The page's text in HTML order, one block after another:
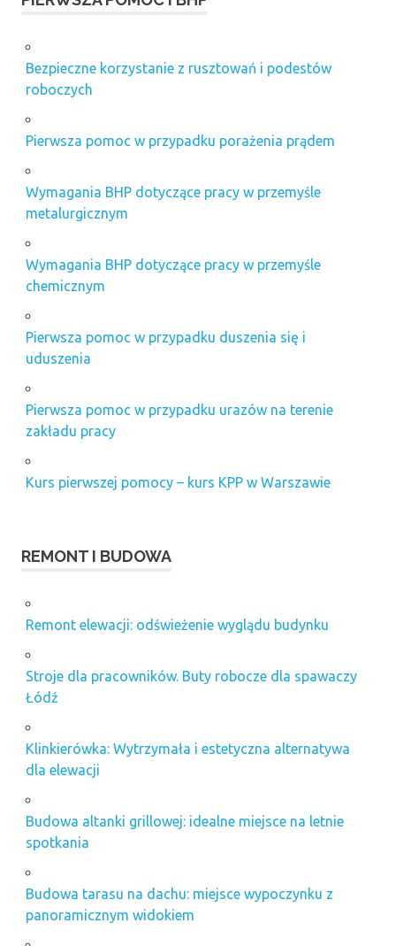
Bezpieczne korzystanie z rusztowań i podestów
roboczych
Pierwsza pomoc w przypadku porażenia prądem
Wymagania BHP dotyczące pracy w przemyśle
metalurgicznym
Wymagania BHP dotyczące pracy w przemyśle
chemicznym
Pierwsza pomoc w przypadku duszenia się i
uduszenia
Pierwsza pomoc w przypadku urazów na terenie
zakładu pracy
Kurs pierwszej pomocy – kurs KPP w Warszawie
REMONT I BUDOWA
Remont elewacji: odświeżenie wyglądu budynku
Stroje dla pracowników. Buty robocze dla spawaczy
Łódź
Klinkierówka: Wytrzymała i estetyczna alternatywa
dla elewacji
Budowa altanki grillowej: idealne miejsce na letnie
spotkania
Budowa tarasu na dachu: miejsce wypoczynku z
panoramicznym widokiem